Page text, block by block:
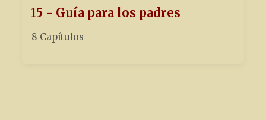
15 - Guía para los padres
8 Capítulos